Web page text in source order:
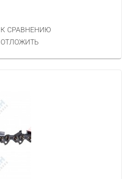
К СРАВНЕНИЮ
ОТЛОЖИТЬ